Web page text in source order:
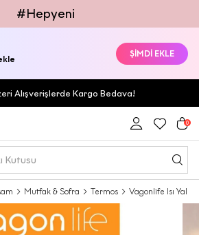
#Hepyeni
ŞİMDİ EKLE
Alışverişlerde Kargo Bedava!
0
Mutfak & Sofra Termos Vagonlife Isı